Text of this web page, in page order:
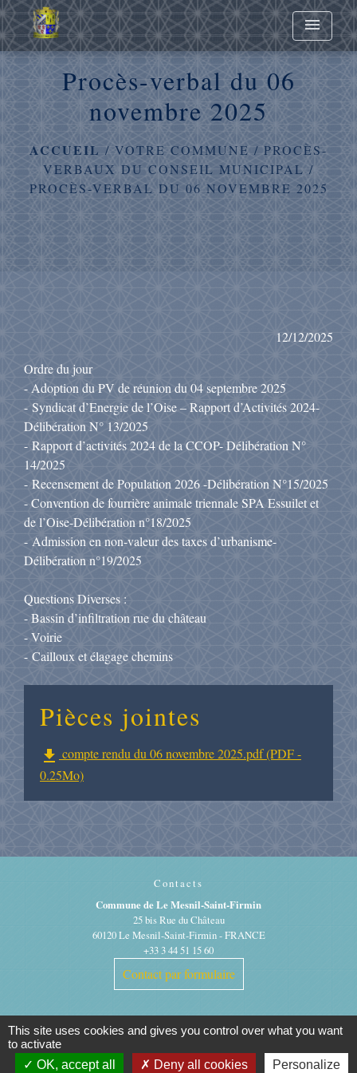
menu
Procès-verbal du 06
novembre 2025
ACCUEIL /VOTRE COMMUNE/PROCÈS-
VERBAUX DU CONSEIL MUNICIPAL/
PROCÈS-VERBAL DU 06 NOVEMBRE 2025
12/12/2025
Ordre du jour
- Adoption du PV de réunion du 04 septembre 2025
- Syndicat d’Energie de l’Oise – Rapport d’Activités 2024-
Délibération N° 13/2025
- Rapport d’activités 2024 de la CCOP- Délibération N°
14/2025
- Recensement de Population 2026 -Délibération N°15/2025
- Convention de fourrière animale triennale SPA Essuilet et
de l’Oise-Délibération n°18/2025
- Admission en non-valeur des taxes d’urbanisme-
Délibération n°19/2025
Questions Diverses :
- Bassin d’infiltration rue du château
- Voirie
- Cailloux et élagage chemins
Pièces jointes
file_download compte rendu du 06 novembre 2025.pdf (PDF -
0.25Mo)
Contacts
Commune de Le Mesnil-Saint-Firmin
25 bis Rue du Château
60120 Le Mesnil-Saint-Firmin - FRANCE
+33 3 44 51 15 60
Contact par formulaire
This site uses cookies and gives you control over what you want
to activate
OK, accept all
Deny all cookies Personalize